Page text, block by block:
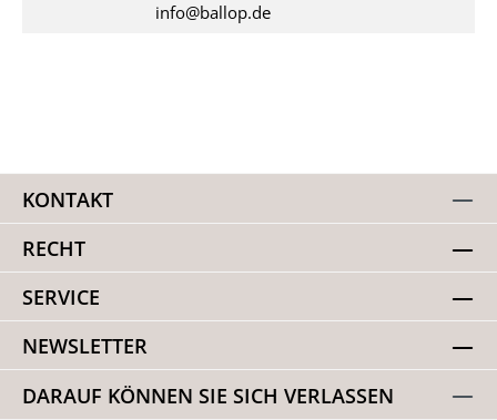
info@ballop.de
KONTAKT
RECHT
SERVICE
NEWSLETTER
DARAUF KÖNNEN SIE SICH VERLASSEN